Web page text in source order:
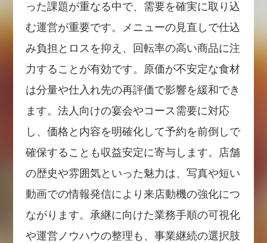
った課題が重なる中で、需要を確実に取り込
む運営が重要です。メニューの見直しで仕込
み負担とロスを抑え、回転率の高い商品に注
力することが有効です。原価が不安定な食材
は分量や仕入れ先の再評価で影響を緩和でき
ます。法人向けの宴会やコース需要に対応
し、価格と内容を明確化して予約を前倒しで
確保することも収益安定に寄与します。店舗
の歴史や雰囲気といった魅力は、写真や短い
動画での情報発信により来店動機の強化につ
ながります。承継に向けた業務手順の可視化
や運営ノウハウの整理も、事業継続の選択肢